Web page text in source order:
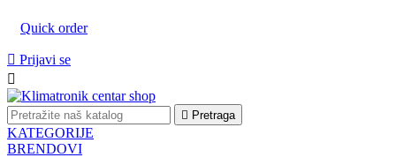
Quick order
 Prijavi se

 Pretraga
KATEGORIJE
BRENDOVI